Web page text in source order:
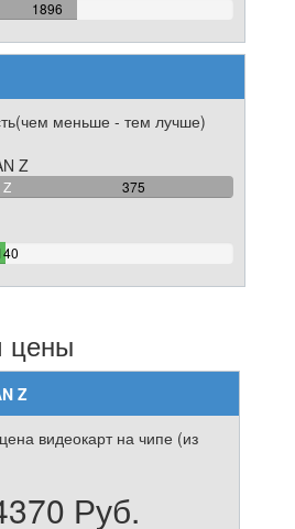
1896
57.125640253088%
меньше - тем лучше)
Z
Z 375
100%
цены
Z
видеокарт на чипе (из
Руб.